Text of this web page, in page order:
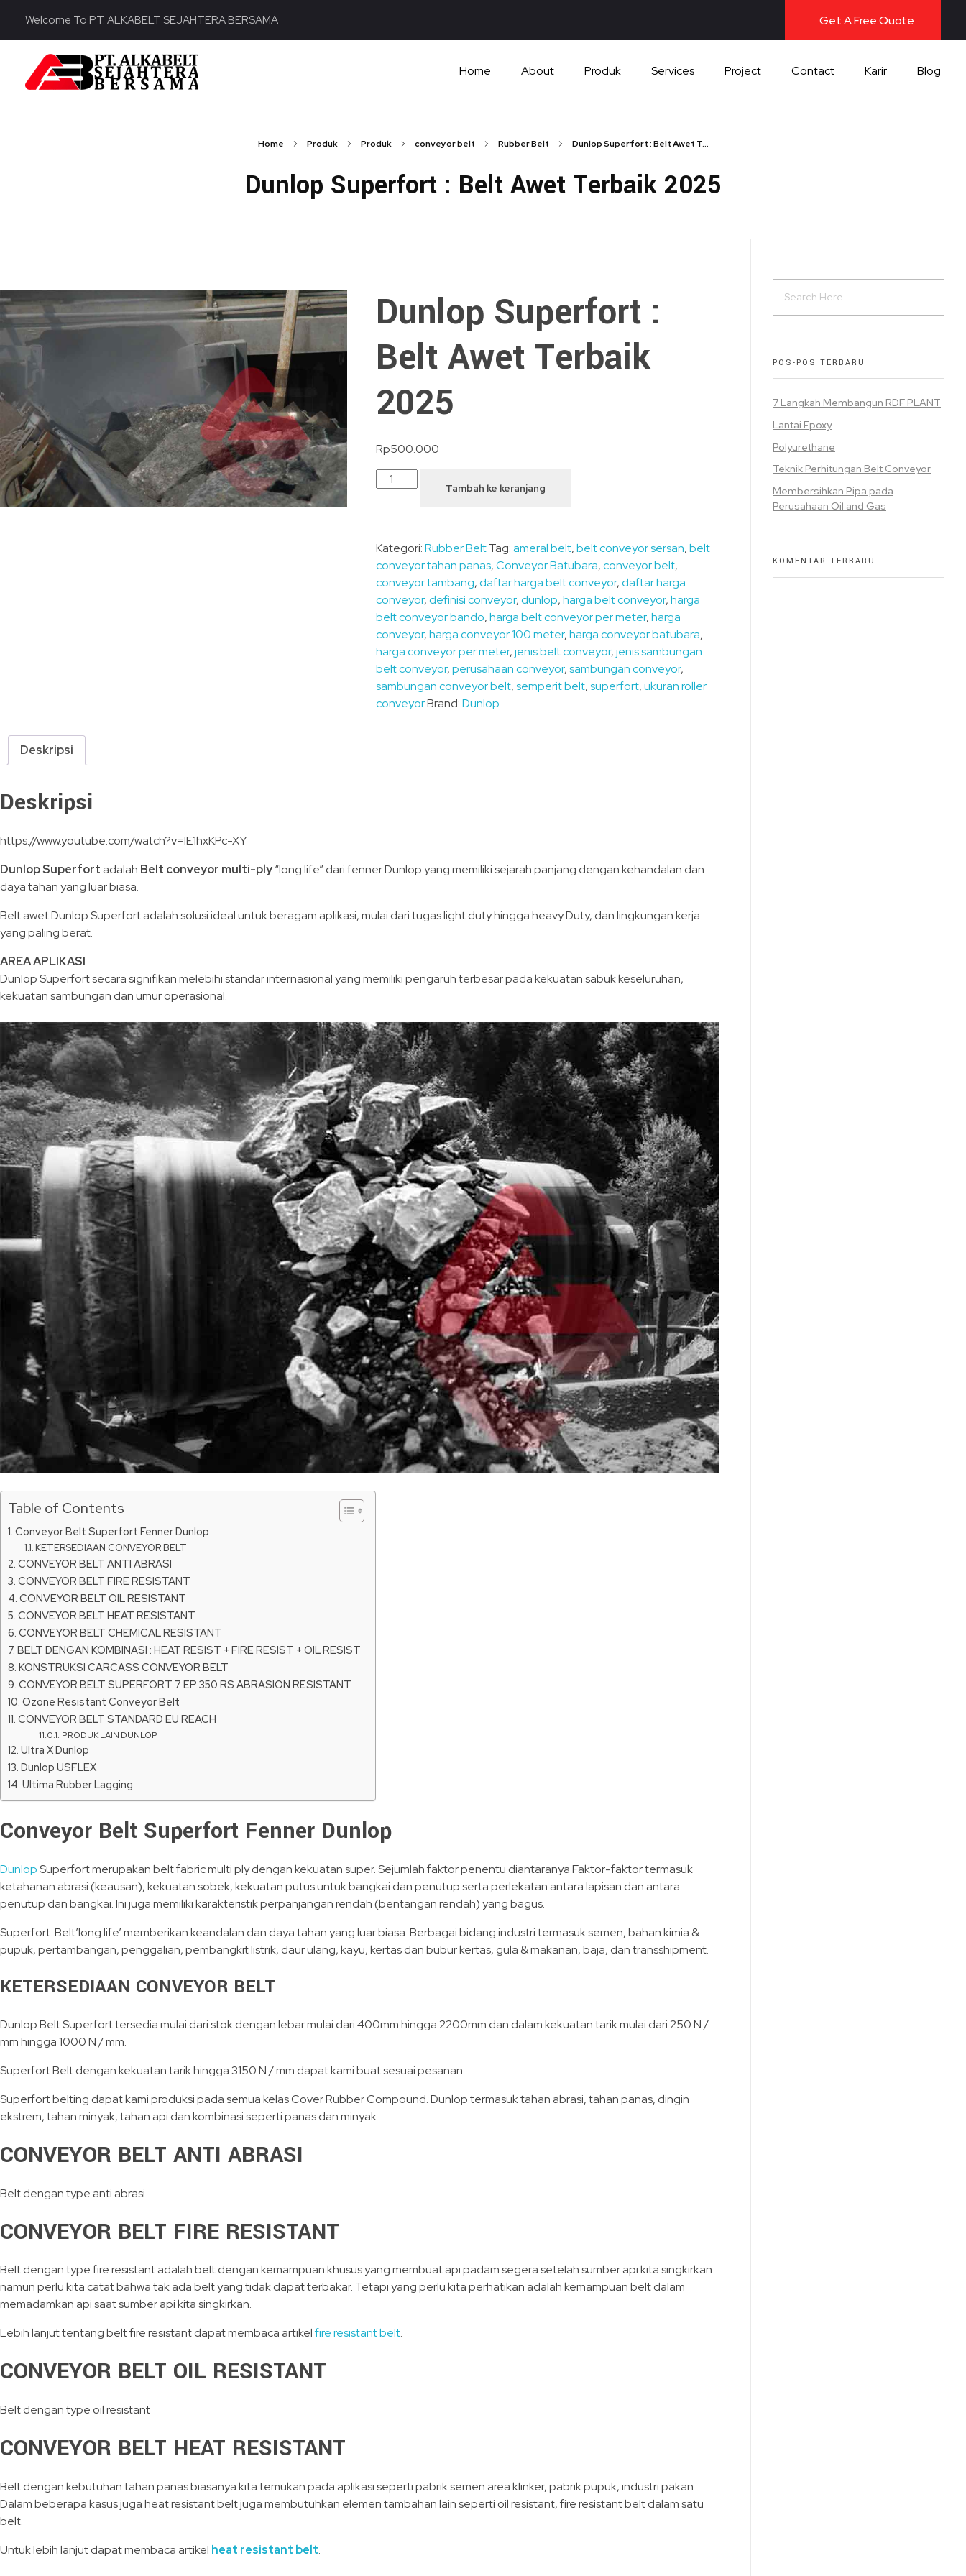
Welcome To PT. ALKABELT SEJAHTERA BERSAMA Get A Free Quote
Home About Produk Services Project Contact Karir Blog
Home Produk Produk conveyor belt Rubber Belt Dunlop Superfort : Belt Awet T...
Dunlop Superfort : Belt Awet Terbaik 2025
Dunlop Superfort :
Belt Awet Terbaik
2025
Rp500.000
Tambah ke keranjang
Kategori:Rubber BeltTag:ameral belt,belt conveyor sersan,belt
conveyor tahan panas,Conveyor Batubara,conveyor belt,
conveyor tambang,daftar harga belt conveyor,daftar harga
conveyor,definisi conveyor,dunlop,harga belt conveyor,harga
belt conveyor bando,harga belt conveyor per meter,harga
conveyor,harga conveyor 100 meter,harga conveyor batubara,
harga conveyor per meter,jenis belt conveyor,jenis sambungan
belt conveyor,perusahaan conveyor,sambungan conveyor,
sambungan conveyor belt,semperit belt,superfort,ukuran roller
conveyorBrand:Dunlop
Deskripsi
Deskripsi
https://www.youtube.com/watch?v=IE1hxKPc-XY
Dunlop Superfort adalah Belt conveyor multi-ply“long life” dari fenner Dunlop yang memiliki sejarah panjang dengan kehandalan dan
daya tahan yang luar biasa.
Belt awet Dunlop Superfort adalah solusi ideal untuk beragam aplikasi, mulai dari tugas light duty hingga heavy Duty, dan lingkungan kerja
yang paling berat.
AREA APLIKASI
Dunlop Superfort secara signifikan melebihi standar internasional yang memiliki pengaruh terbesar pada kekuatan sabuk keseluruhan,
kekuatan sambungan dan umur operasional.
Table of Contents
Conveyor Belt Superfort Fenner Dunlop
KETERSEDIAAN CONVEYOR BELT
CONVEYOR BELT ANTI ABRASI
CONVEYOR BELT FIRE RESISTANT
CONVEYOR BELT OIL RESISTANT
CONVEYOR BELT HEAT RESISTANT
CONVEYOR BELT CHEMICAL RESISTANT
BELT DENGAN KOMBINASI : HEAT RESIST + FIRE RESIST + OIL RESIST
KONSTRUKSI CARCASS CONVEYOR BELT
CONVEYOR BELT SUPERFORT 7 EP 350 RS ABRASION RESISTANT
Ozone Resistant Conveyor Belt
CONVEYOR BELT STANDARD EU REACH
PRODUK LAIN DUNLOP
Ultra X Dunlop
Dunlop USFLEX
Ultima Rubber Lagging
Conveyor Belt Superfort Fenner Dunlop
DunlopSuperfort merupakan belt fabric multi ply dengan kekuatan super. Sejumlah faktor penentu diantaranya Faktor-faktor termasuk
ketahanan abrasi (keausan), kekuatan sobek, kekuatan putus untuk bangkai dan penutup serta perlekatan antara lapisan dan antara
penutup dan bangkai. Ini juga memiliki karakteristik perpanjangan rendah (bentangan rendah) yang bagus.
Superfort Belt’long life’ memberikan keandalan dan daya tahan yang luar biasa. Berbagai bidang industri termasuk semen, bahan kimia &
pupuk, pertambangan, penggalian, pembangkit listrik, daur ulang, kayu, kertas dan bubur kertas, gula & makanan, baja, dan transshipment.
KETERSEDIAAN CONVEYOR BELT
Dunlop Belt Superfort tersedia mulai dari stok dengan lebar mulai dari 400mm hingga 2200mm dan dalam kekuatan tarik mulai dari 250 N /
mm hingga 1000 N / mm.
Superfort Belt dengan kekuatan tarik hingga 3150 N / mm dapat kami buat sesuai pesanan.
Superfort belting dapat kami produksi pada semua kelas Cover Rubber Compound. Dunlop termasuk tahan abrasi, tahan panas, dingin
ekstrem, tahan minyak, tahan api dan kombinasi seperti panas dan minyak.
CONVEYOR BELT ANTI ABRASI
Belt dengan type anti abrasi.
CONVEYOR BELT FIRE RESISTANT
Belt dengan type fire resistant adalah belt dengan kemampuan khusus yang membuat api padam segera setelah sumber api kita singkirkan.
namun perlu kita catat bahwa tak ada belt yang tidak dapat terbakar. Tetapi yang perlu kita perhatikan adalah kemampuan belt dalam
memadamkan api saat sumber api kita singkirkan.
Lebih lanjut tentang belt fire resistant dapat membaca artikelfire resistant belt.
CONVEYOR BELT OIL RESISTANT
Belt dengan type oil resistant
CONVEYOR BELT HEAT RESISTANT
Belt dengan kebutuhan tahan panas biasanya kita temukan pada aplikasi seperti pabrik semen area klinker, pabrik pupuk, industri pakan.
Dalam beberapa kasus juga heat resistant belt juga membutuhkan elemen tambahan lain seperti oil resistant, fire resistant belt dalam satu
belt.
Untuk lebih lanjut dapat membaca artikel heat resistant belt.
POS-POS TERBARU
7 Langkah Membangun RDF PLANT
Lantai Epoxy
Polyurethane
Teknik Perhitungan Belt Conveyor
Membersihkan Pipa pada
Perusahaan Oil and Gas
KOMENTAR TERBARU